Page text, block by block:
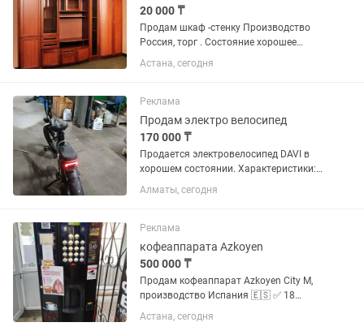
20 000 ₸
Продам шкаф -стенку Производство
Россия, торг . Состояние хорошее
Самовывоз
Астана, сегодня
Реклама
Продам электро велосипед
170 000 ₸
Продается электровелосипед DAVI в
хорошем состоянии. Характеристики:
Мощность двигателя — 800 Вт Батарея
держит заряд Использовался бережно
эксплуатировался только в личных...
Алматы, сегодня
Реклама
кофеаппарата Azkoyen
500 000 ₸
Продам кофеаппарат Azkoyen City M,
производство Испания 🇪🇸 ✅ 18
видов напитков ✅ Отлично подходит
для магазина, офиса, ТРЦ, автомойки,
Астана, сегодня